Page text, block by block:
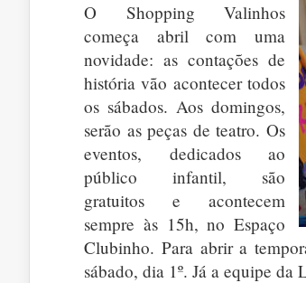
O Shopping Valinhos
começa abril com uma
novidade: as contações de
história vão acontecer todos
os sábados. Aos domingos,
serão as peças de teatro. Os
eventos, dedicados ao
público infantil, são
gratuitos e acontecem
sempre às 15h, no Espaço
Clubinho. Para abrir a
sábado, dia 1º. Já a equipe